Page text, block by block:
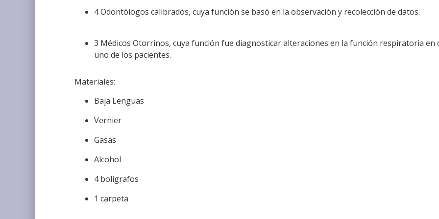
4 Odontólogos calibrados, cuya función se basó en la observación y recolección de datos.
3 Médicos Otorrinos, cuya función fue diagnosticar alteraciones en la función respiratoria en
uno de los pacientes.
Materiales:
Baja Lenguas
Vernier
Gasas
Alcohol
4 bolígrafos
1 carpeta